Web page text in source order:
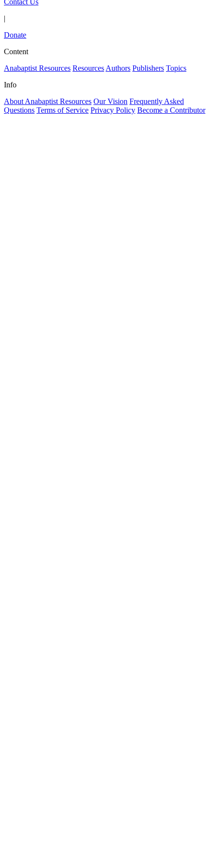
|
Donate
Content
Anabaptist Resources Resources Authors Publishers Topics
Info
About Anabaptist Resources Our Vision Frequently Asked
Questions Terms of Service Privacy Policy Become a Contributor